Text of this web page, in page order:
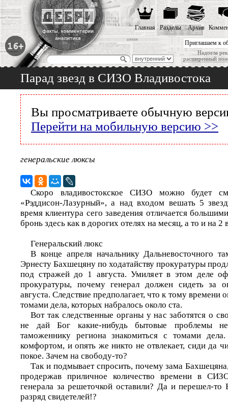
Приглашаем к
Надоела
расширенный
Главная Разделы Архив
Парад звезд в СИЗО Владивостока
Вы просматриваете обычную
Перейти на мобильную версию >>
генеральские люксы
Скоро владивостокское СИЗО можно будет
«Рэддисон-Лазурный», а над входом вешать 5
время клиентура сего заведения отличается
бронь здесь как в дорогих отелях на месяц, а то и на
Генеральский люкс
В конце апреля начальнику Дальневосточного
Эрнесту Бахшецяну по ходатайству прокуратуры
под стражей до 1 августа. Умиляет в этом деле
прокуратуры, почему генерал должен сидеть за
августа. Следствие предполагает, что к тому времени
томами дела, которых набралось около ста.
Вот так следственные органы у нас заботятся о
не дай Бог какие-нибудь бытовые проблемы
таможеннику региона знакомиться с томами
комфортом, и опять же никто не отвлекает, сиди да
покое. Зачем на свободу-то?
Так и подмывает спросить, почему зама
продержав приличное количество времени в
генерала за решеточкой оставили? Да и перешел-то
разряд свидетелей!?